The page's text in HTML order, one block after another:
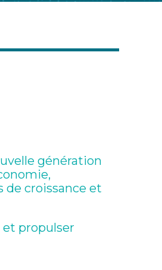
génération
croissance et
et propulser